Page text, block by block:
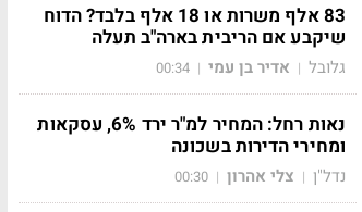
83 אלף משרות או 18 אלף בלבד? הדוח
שיקבע אם הריבית בארה"ב תעלה
גלובל | אדיר בן עמי |
00:34
נאות רחל: המחיר למ"ר ירד 6%, עסקאות
ומחירי הדירות בשכונה
נדל"ן | צלי אהרון |
00:30